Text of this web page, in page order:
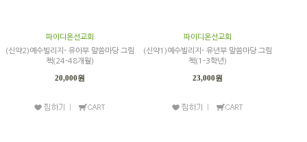
파이디온선교회
(신약2)예수빌리지- 유아부 말씀마당 그림
책(24-48개월)
20,000원
파이디온선교회
(신약1)예수빌리지- 유년부 말씀마당 그림
책(1-3학년)
23,000원